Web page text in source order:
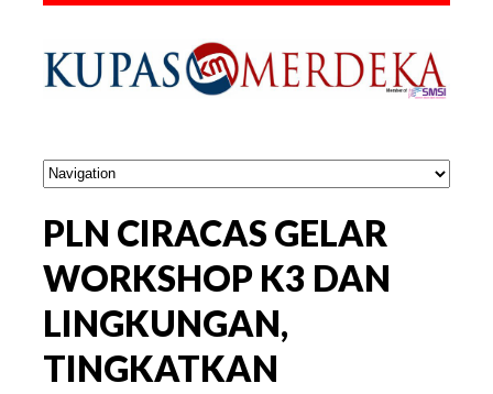
PLN CIRACAS GELAR
WORKSHOP K3 DAN
LINGKUNGAN,
TINGKATKAN